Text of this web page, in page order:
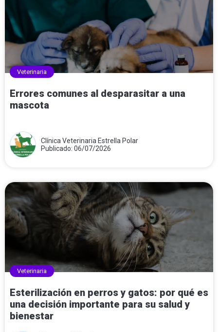
Veterinaria
Errores comunes al desparasitar a una
mascota
Clínica Veterinaria Estrella Polar
Publicado: 06/07/2026
Veterinaria
Esterilización en perros y gatos: por qué es
una decisión importante para su salud y
bienestar